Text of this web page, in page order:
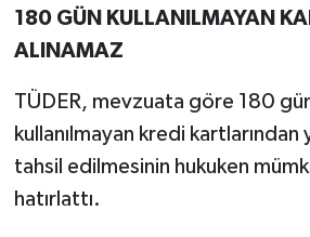
180 GÜN KULLANILMAYAN
ALINAMAZ
TÜDER, mevzuata göre 180
kullanılmayan kredi kartlarından
tahsil edilmesinin hukuken
hatırlattı.